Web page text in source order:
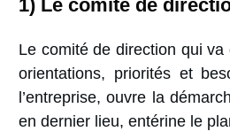
1) Le comité de
Le comité de direction qui
orientations, priorités et
l’entreprise, ouvre la
en dernier lieu, entérine le